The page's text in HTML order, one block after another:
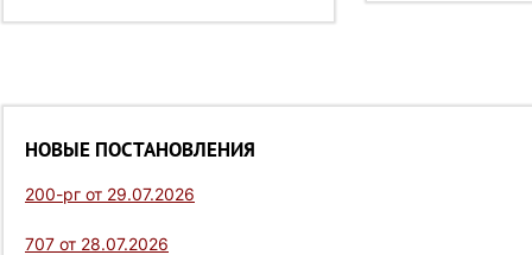
НОВЫЕ ПОСТАНОВЛЕНИЯ
200-рг от 29.07.2026
707 от 28.07.2026